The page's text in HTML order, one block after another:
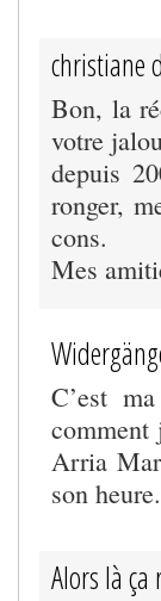
christiane
Bon, la
votre
depuis
ronger,
cons.
Mes
C’est
comment
Arria
son heure.
Alors là